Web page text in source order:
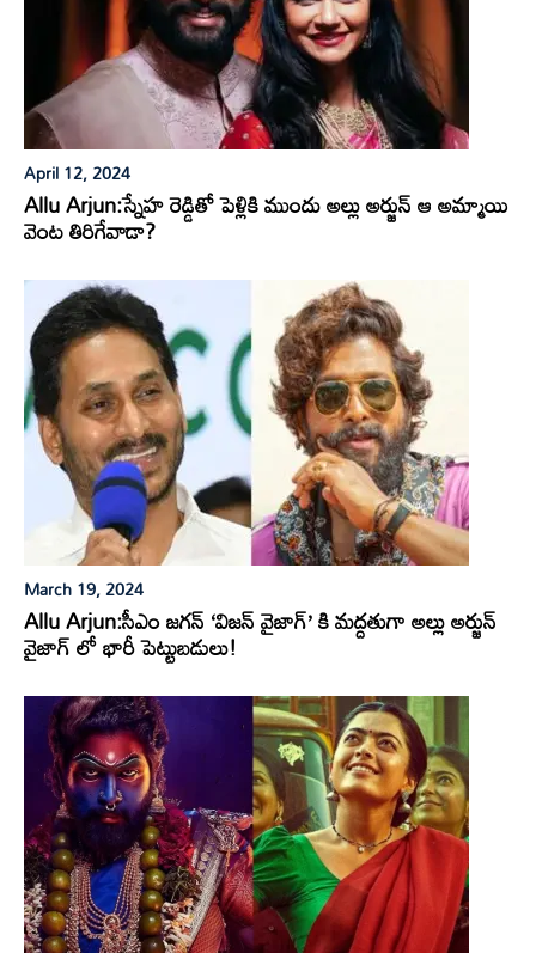
April 12, 2024
Allu Arjun:స్నేహ రెడ్డితో పెళ్లికి ముందు అల్లు అర్జున్ ఆ అమ్మాయి
వెంట తిరిగేవాడా?
March 19, 2024
Allu Arjun:సీఎం జగన్ ‘విజన్ వైజాగ్’ కి మద్దతుగా అల్లు అర్జున్
వైజాగ్ లో భారీ పెట్టుబడులు!